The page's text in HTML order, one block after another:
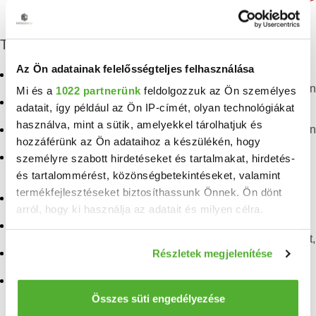
Az Ön adatainak felelősségteljes felhasználása
Mi és a 1022 partnerünk feldolgozzuk az Ön személyes
adatait, így például az Ön IP-címét, olyan technológiákat
használva, mint a sütik, amelyekkel tárolhatjuk és
hozzáférünk az Ön adataihoz a készülékén, hogy
személyre szabott hirdetéseket és tartalmakat, hirdetés-
és tartalommérést, közönségbetekintéseket, valamint
termékfejlesztéseket biztosíthassunk Önnek. Ön dönt
arról, hogy ki használja az adatait és milyen célra.
Információgyűjtés az Ön földrajzi elhelyezkedéséről
pár méteres pontossággal
Az Ön készülékén beazonosítása annak konkrét
Részletek megjelenítése
Összes süti engedélyezése
További eladó ingatlanok
Eladó panellakás Belváros
Eladó téglalakás Belváros
Eladó lakás Belváros
Eladó téglalakás
Lipótváros
Eladó lakás Lipótváros
Eladó penthouse lakás
Eladó téglalakás
Budapesten a V. kerületben
Eladó penthouse lakás
Budapesten a V. kerületben
Eladó lakás Budapesten a
V. kerületben
Eladó panellakás
Budapest, Belváros
Eladó téglalakás Budapest,
Belváros
Eladó lakás Budapest,
Belváros